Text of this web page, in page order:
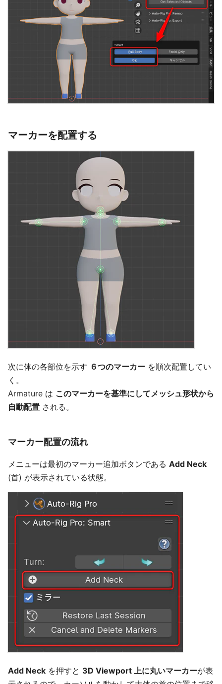
マーカーを配置する
次に体の各部位を示す ６つのマーカー を順次配置してい
く。
Armature は このマーカーを基準にしてメッシュ形状から
自動配置 される。
マーカー配置の流れ
メニューは最初のマーカー追加ボタンである Add Neck
(首) が表示されている状態。
Add Neck を押すと 3D Viewport 上に丸いマーカーが表